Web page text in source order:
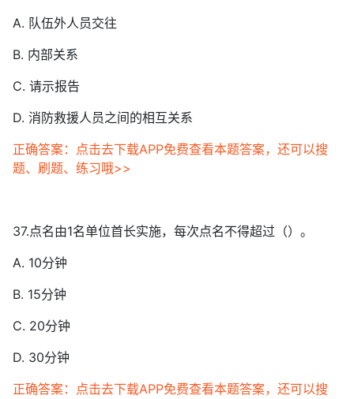
A. 队伍外人员交往
B. 内部关系
C. 请示报告
D. 消防救援人员之间的相互关系
正确答案：点击去下载APP免费查看本题答案，还可以搜
题、刷题、练习哦>>
37.点名由1名单位首长实施，每次点名不得超过（）。
A. 10分钟
B. 15分钟
C. 20分钟
D. 30分钟
正确答案：点击去下载APP免费查看本题答案，还可以搜